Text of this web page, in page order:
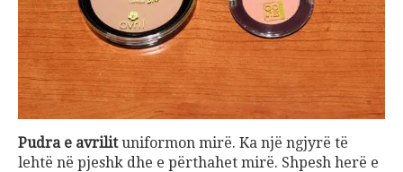
Pudra e avrilituniformon mirë. Ka një ngjyrë të
lehtë në pjeshk dhe e përthahet mirë. Shpesh herë e